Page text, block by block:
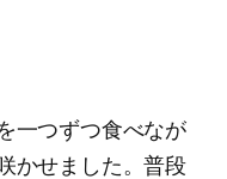
一つずつ食べなが
かせました。普段